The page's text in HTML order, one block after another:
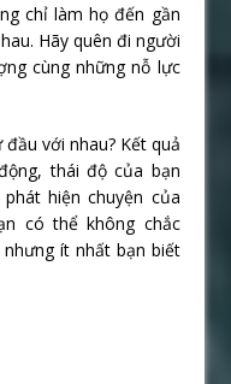
chỉ làm họ đến gần
Hãy quên đi người
cùng những nỗ lực
với nhau? Kết quả
thái độ của bạn
hiện chuyện của
có thể không chắc
ít nhất bạn biết